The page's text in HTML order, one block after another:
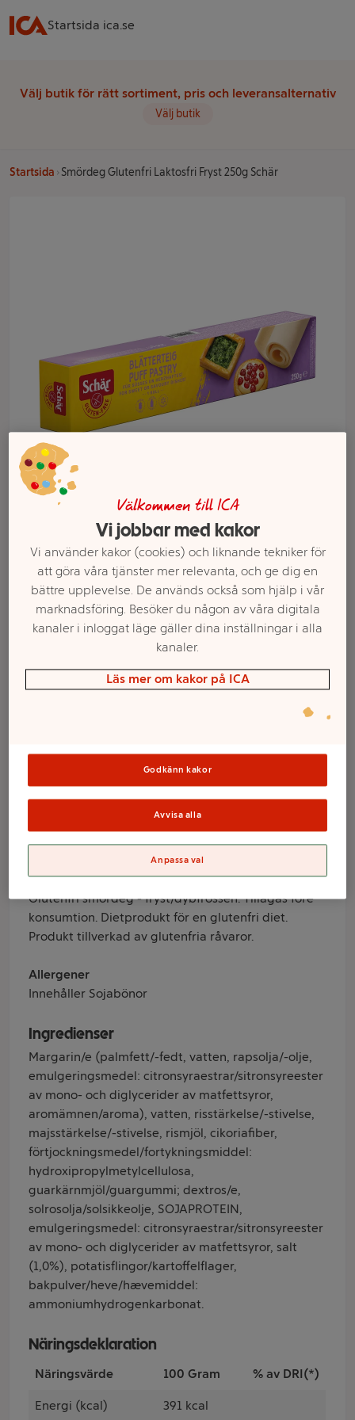
Startsida ica.se
Välj butik för rätt sortiment, pris och leveransalternativ
Välj butik
Startsida Smördeg Glutenfri Laktosfri Fryst 250g Schär
Smördeg
Glutenfri Laktosfri
Varumärke
Produktinformation
Information från leverantör
Glutenfri smördeg - fryst/dybfrossen. Tillagas före
konsumtion. Dietprodukt för en glutenfri diet.
Produkt tillverkad av glutenfria råvaror.
Allergener
Innehåller Sojabönor
Ingredienser
Margarin/e (palmfett/-fedt, vatten, rapsolja/-olje,
emulgeringsmedel: citronsyraestrar/sitronsyreester
av mono- och diglycerider av matfettsyror,
aromämnen/aroma), vatten, risstärkelse/-stivelse,
majsstärkelse/-stivelse, rismjöl, cikoriafiber,
förtjockningsmedel/fortykningsmiddel:
hydroxipropylmetylcellulosa,
guarkärnmjöl/guargummi; dextros/e,
solrosolja/solsikkeolje, SOJAPROTEIN,
emulgeringsmedel: citronsyraestrar/sitronsyreester
av mono- och diglycerider av matfettsyror, salt
(1,0%), potatisflingor/kartoffelflager,
bakpulver/heve/hævemiddel:
ammoniumhydrogenkarbonat.
Näringsdeklaration
Näringsvärde 100 Gram % av DRI(*)
Energi (kcal) 391 kcal
Välj butik och handla
Sortimentet kan variera mellan butikerna
Välkommen till ICA
Vi jobbar med kakor
Vi använder kakor (cookies) och liknande tekniker för
att göra våra tjänster mer relevanta, och ge dig en
bättre upplevelse. De används också som hjälp i vår
marknadsföring. Besöker du någon av våra digitala
kanaler i inloggat läge gäller dina inställningar i alla
kanaler.
Läs mer om kakor på ICA
Godkänn kakor
Avvisa alla
Anpassa val